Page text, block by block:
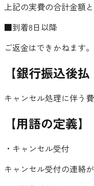
上記の実費の合計金額
■到着8日以降
ご返金はできかねます。
【銀行振込後
キャンセル処理に伴う
【用語の定義】
・キャンセル受付
キャンセル受付の連絡